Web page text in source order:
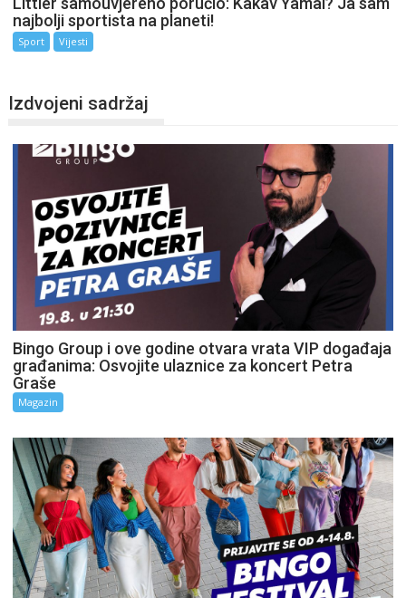
najbolji sportista na planeti!
Sport Vijesti
Izdvojeni sadržaj
Bingo Group i ove godine otvara vrata VIP događaja
građanima: Osvojite ulaznice za koncert Petra
Graše
Magazin